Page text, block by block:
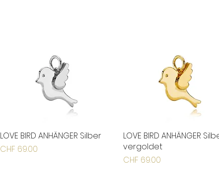
Schnellansicht
LOVE BIRD ANHÄNGER Silber
Preis
CHF 69.00
Schnellansicht
LOVE BIRD ANHÄNGER
vergoldet
Preis
CHF 69.00